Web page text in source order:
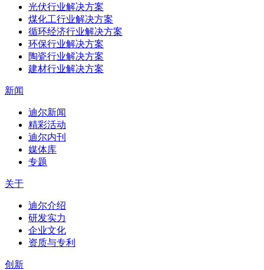
光伏行业解决方案
煤化工行业解决方案
循环经济行业解决方案
环保行业解决方案
陶瓷行业解决方案
建材行业解决方案
新闻
迪尔新闻
精彩活动
迪尔内刊
媒体库
专题
关于
迪尔介绍
研发实力
企业文化
资质与专利
创新